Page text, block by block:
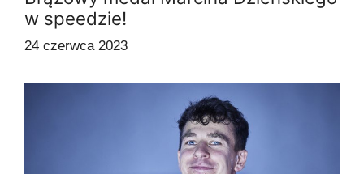
w speedzie!
24 czerwca 2023